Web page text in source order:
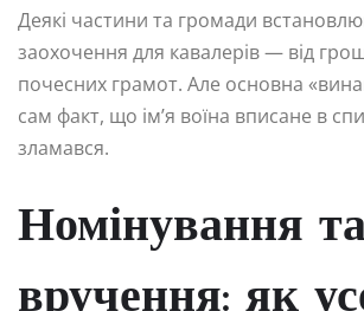
Деякі частини та громади
заохочення для кавалерів — від
почесних грамот. Але основна
сам факт, що ім’я воїна вписане в
зламався.
Номінування
вручення: як